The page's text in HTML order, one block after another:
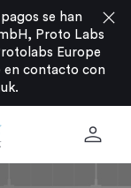
se han
Proto Labs
Europe
en contacto con
.
close
person